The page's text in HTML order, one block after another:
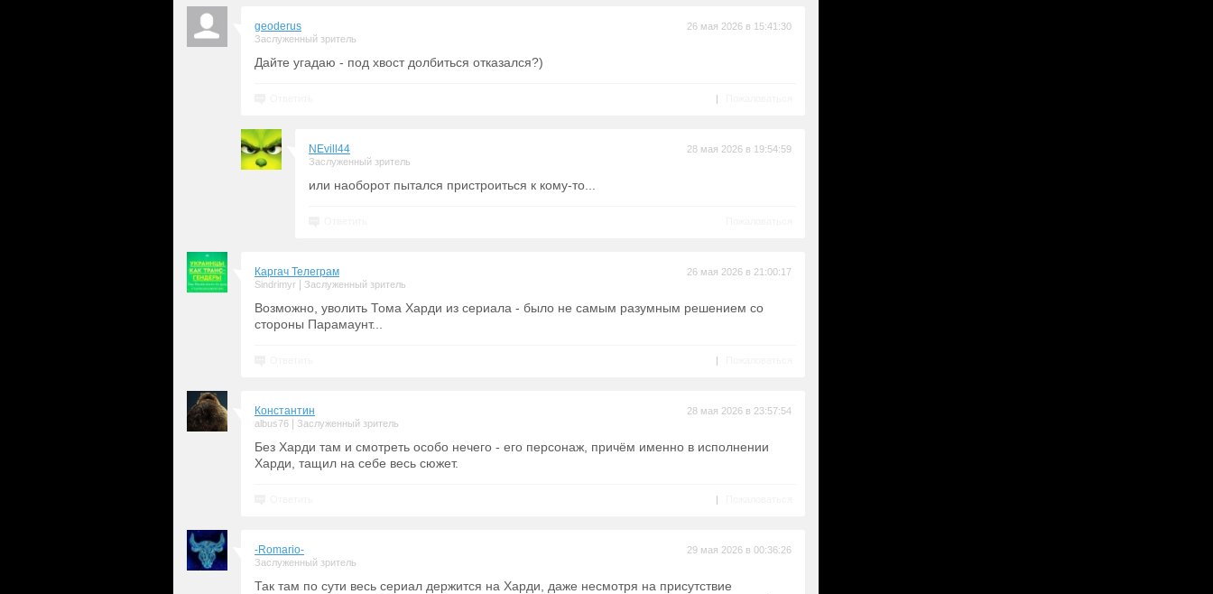
geoderus
Заслуженный зритель
26 мая 2026 в 15:41:30
Дайте угадаю - под хвост долбиться отказался?)
|
NEvill44
Заслуженный зритель
28 мая 2026 в 19:54:59
или наоборот пытался пристроиться к кому-то...
Каргач Телеграм
Sindrimyr Заслуженный зритель
26 мая 2026 в 21:00:17
Возможно, уволить Тома Харди из сериала - было не самым разумным решением со
стороны Парамаунт...
|
Константин
albus76 Заслуженный зритель
28 мая 2026 в 23:57:54
Без Харди там и смотреть особо нечего - его персонаж, причём именно в исполнении
Харди, тащил на себе весь сюжет.
|
-Romario-
Заслуженный зритель
29 мая 2026 в 00:36:26
Так там по сути весь сериал держится на Харди, даже несмотря на присутствие